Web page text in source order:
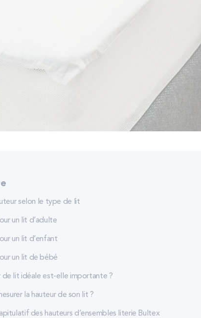
selon le type de lit
un lit d’adulte
un lit d’enfant
un lit de bébé
de lit idéale est-elle importante ?
la hauteur de son lit ?
des hauteurs d’ensembles literie Bultex